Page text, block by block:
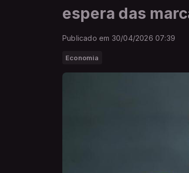
espera das
Publicado em 30/04/2026 07:39
Economia